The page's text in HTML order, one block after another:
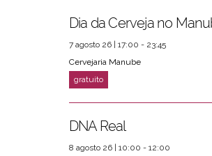
Dia da Cerveja no
7 agosto 26 | 17:00 - 23:45
Cervejaria Manube
DNA Real
8 agosto 26 | 10:00 - 12:00